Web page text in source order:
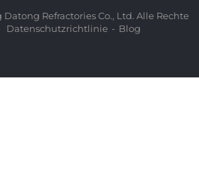
Refractories Co., Ltd. Alle Rechte
Datenschutzrichtlinie - Blog